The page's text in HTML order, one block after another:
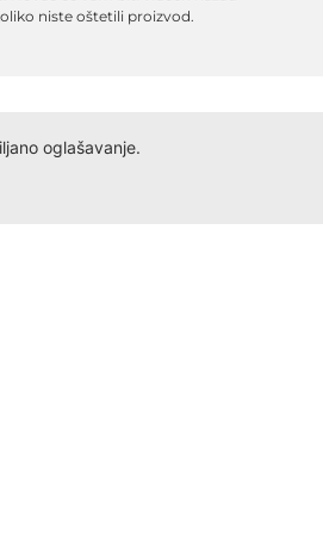
niste oštetili proizvod.
oglašavanje.